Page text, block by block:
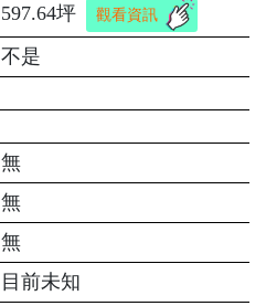
597.64坪 觀看資訊
不是
無
無
無
目前未知